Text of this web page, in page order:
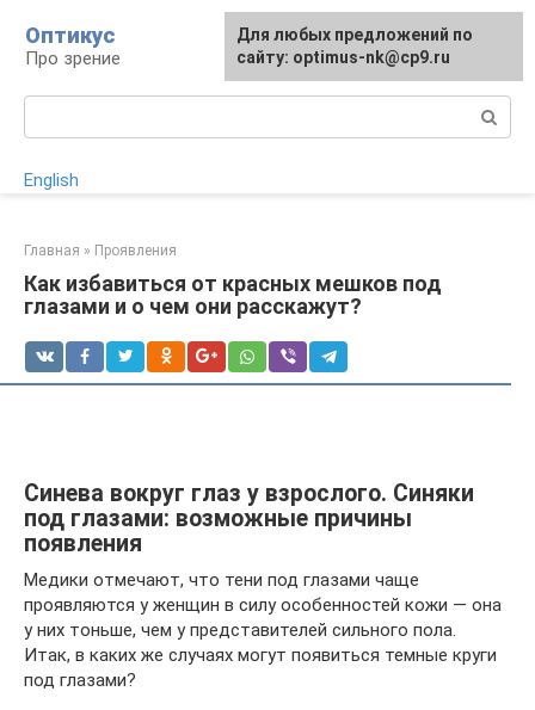
контенту
Оптикус
Про зрение
English
Главная » Проявления
Как избавиться от красных мешков под
глазами и о чем они расскажут?
Синева вокруг глаз у взрослого. Синяки
под глазами: возможные причины
появления
Медики отмечают, что тени под глазами чаще
проявляются у женщин в силу особенностей кожи — она
у них тоньше, чем у представителей сильного пола.
Итак, в каких же случаях могут появиться темные круги
под глазами?
Для любых предложений по
сайту: optimus-nk@cp9.ru